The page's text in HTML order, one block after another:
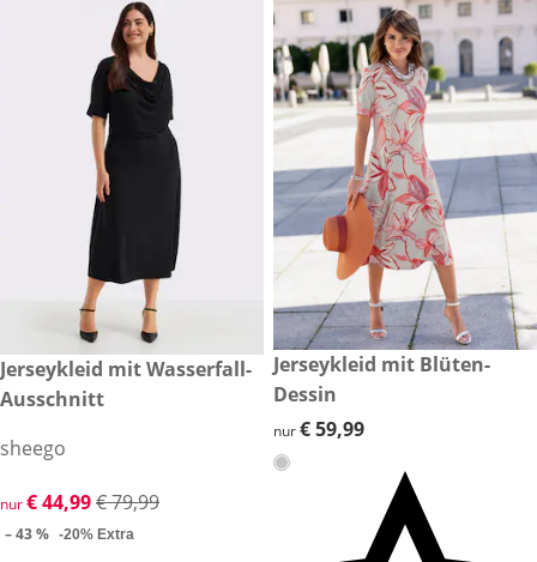
reduzierter Preis € 44,99, vorheriger Preis: € 79,99
-43 %
Jerseykleid mit Wasserfall-
Ausschnitt
sheego
reduzierter Preis € 44,99, vorheriger Preis: € 79,99
nur€ 44,99€ 79,99
– 43 % -20% Extra
€ 59,99
Jerseykleid mit Blüten-
Dessin
€ 59,99
nur€ 59,99